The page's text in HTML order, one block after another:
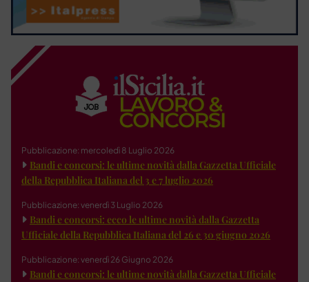
Pubblicazione: mercoledì 8 Luglio 2026
Bandi e concorsi: le ultime novità dalla Gazzetta Ufficiale
della Repubblica Italiana del 3 e 7 luglio 2026
Pubblicazione: venerdì 3 Luglio 2026
Bandi e concorsi: ecco le ultime novità dalla Gazzetta
Ufficiale della Repubblica Italiana del 26 e 30 giugno 2026
Pubblicazione: venerdì 26 Giugno 2026
Bandi e concorsi: le ultime novità dalla Gazzetta Ufficiale